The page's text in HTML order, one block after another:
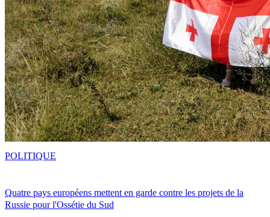
Quatre pays européens mettent en garde contre les projets de la
Russie pour l'Ossétie du Sud
POLITIQUE